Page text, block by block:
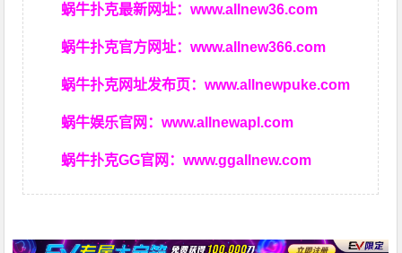
蜗牛扑克最新网址：www.allnew36.com
蜗牛扑克官方网址：www.allnew366.com
蜗牛扑克网址发布页：www.allnewpuke.com
蜗牛娱乐官网：www.allnewapl.com
蜗牛扑克GG官网：www.ggallnew.com